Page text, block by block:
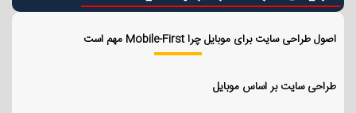
اصول طراحی سایت برای موبایل چرا Mobile-First مهم است
طراحی سایت بر اساس موبایل